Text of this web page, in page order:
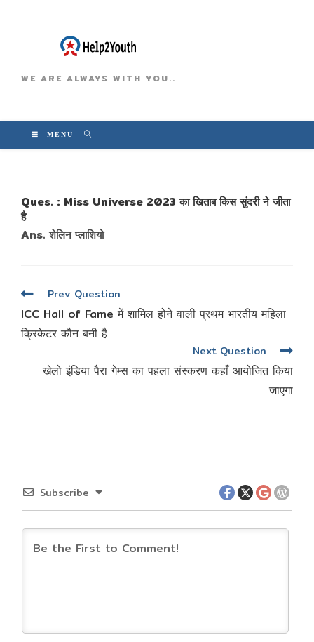
WE ARE ALWAYS WITH YOU..
MENU
Ques. : Miss Universe 2023 का खिताब किस सुंदरी ने जीता
है
Ans. शेलिन प्लाशियो
पोस्ट
Prev Question
ICC Hall of Fame में शामिल होने वाली प्रथम भारतीय महिला
क्रिकेटर कौन बनी है
Next Question
खेलो इंडिया पैरा गेम्स का पहला संस्करण कहाँ आयोजित किया
जाएगा
Subscribe